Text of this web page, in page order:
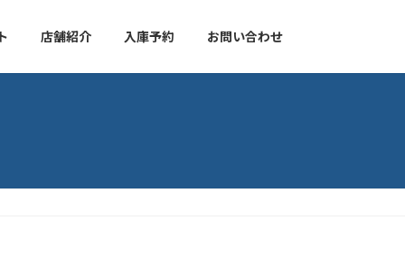
店舗紹介 入庫予約 お問い合わせ